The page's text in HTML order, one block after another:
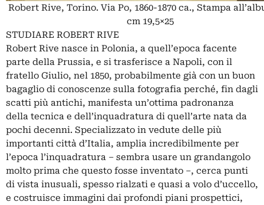
Robert Rive, Torino. Via Po, 1860-1870 ca., Stampa
cm 19,5×25
STUDIARE ROBERT RIVE
Robert Rive nasce in Polonia, a quell’epoca facente
parte della Prussia, e si trasferisce a Napoli, con il
fratello Giulio, nel 1850, probabilmente già con un buon
bagaglio di conoscenze sulla fotografia perché, fin dagli
scatti più antichi, manifesta un’ottima padronanza
della tecnica e dell’inquadratura di quell’arte nata da
pochi decenni. Specializzato in vedute delle più
importanti città d’Italia, amplia incredibilmente per
l’epoca l’inquadratura – sembra usare un grandangolo
molto prima che questo fosse inventato –, cerca punti
di vista inusuali, spesso rialzati e quasi a volo d’uccello,
e costruisce immagini dai profondi piani prospettici,